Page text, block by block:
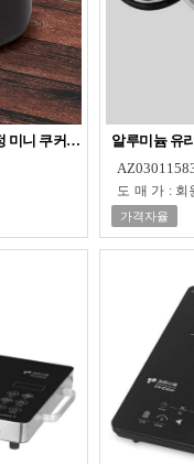
미니 쿠커 소형 전기레인지
알루미늄 유
도매가 : 회
가격자율